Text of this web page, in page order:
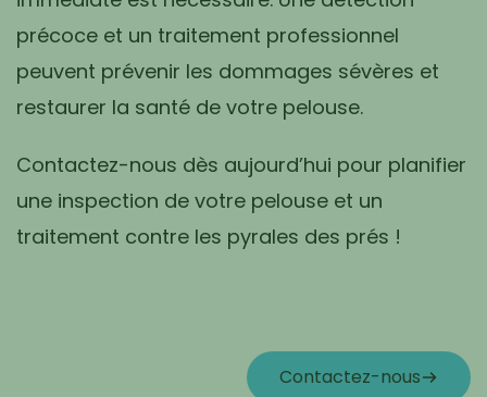
précoce et un traitement professionnel
peuvent prévenir les dommages sévères et
restaurer la santé de votre pelouse.
Contactez-nous dès aujourd’hui pour planifier
une inspection de votre pelouse et un
traitement contre les pyrales des prés !
Contactez-nous